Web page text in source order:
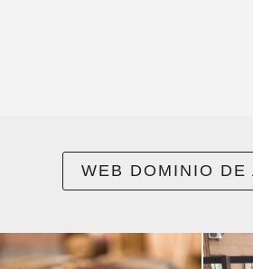
WEB DOMINIO DE